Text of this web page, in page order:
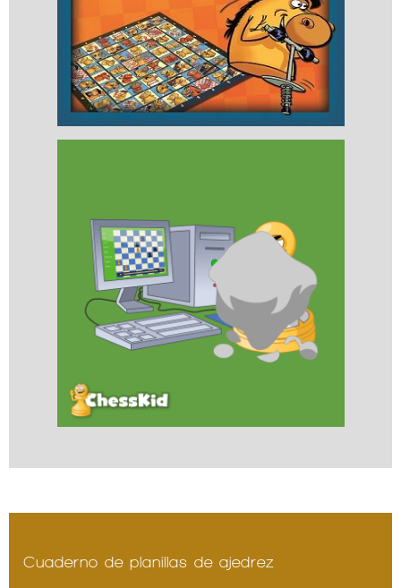
Cuaderno de planillas de ajedrez